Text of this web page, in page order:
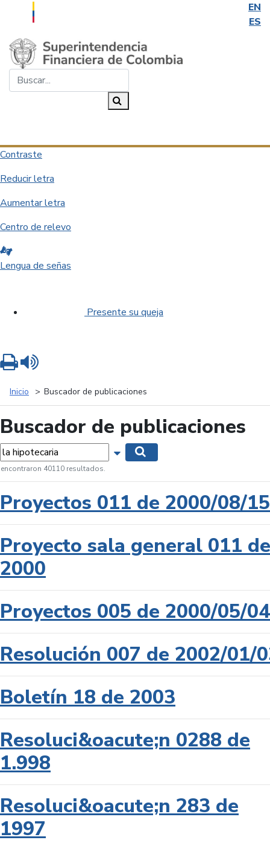
EN
ES
Saltar al contenido principal
Contraste
Reducir letra
Aumentar letra
Centro de relevo
Lengua de señas
Presente su queja
Inicio Buscador de publicaciones
Buscador de publicaciones
Mostrar opciones de búsqueda
encontraron 40110 resultados.
Proyectos 011 de 2000/08/15
Proyecto sala general 011 de
2000
Proyectos 005 de 2000/05/04
Resolución 007 de 2002/01/
Boletín 18 de 2003
Resoluci&oacute;n 0288 de
1.998
Resoluci&oacute;n 283 de
1997
Imprimir